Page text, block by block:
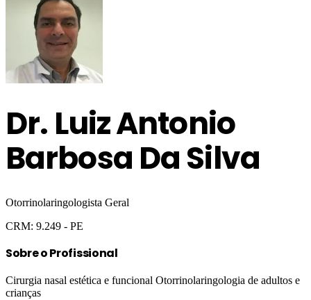
Dr. Luiz Antonio
Barbosa Da Silva
Otorrinolaringologista Geral
CRM: 9.249 - PE
Sobre o Profissional
Cirurgia nasal estética e funcional Otorrinolaringologia de adultos e
crianças